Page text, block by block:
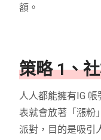
額。
策略 1、
人人都能擁有IG
表就會放著「漲粉
派對，目的是吸引